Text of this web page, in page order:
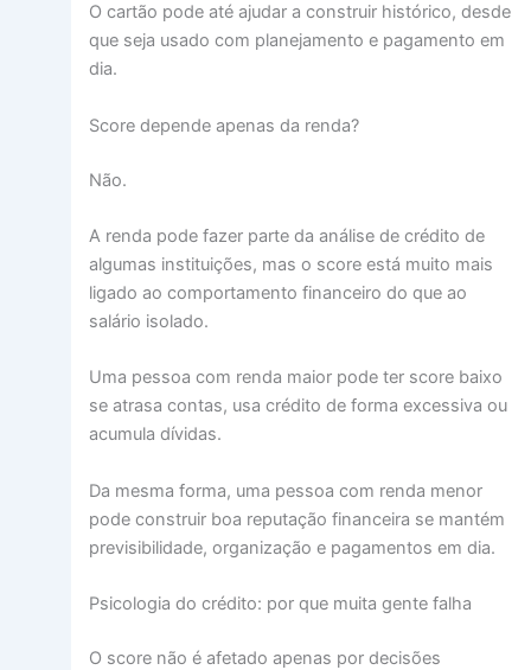
O cartão pode até ajudar a construir histórico, desde
que seja usado com planejamento e pagamento em
dia.
Score depende apenas da renda?
Não.
A renda pode fazer parte da análise de crédito de
algumas instituições, mas o score está muito mais
ligado ao comportamento financeiro do que ao
salário isolado.
Uma pessoa com renda maior pode ter score baixo
se atrasa contas, usa crédito de forma excessiva ou
acumula dívidas.
Da mesma forma, uma pessoa com renda menor
pode construir boa reputação financeira se mantém
previsibilidade, organização e pagamentos em dia.
Psicologia do crédito: por que muita gente falha
O score não é afetado apenas por decisões